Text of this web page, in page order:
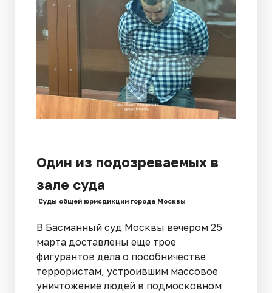
Один из подозреваемых в
зале суда
Суды общей юрисдикции города Москвы
В Басманный суд Москвы вечером 25
марта доставлены еще трое
фигурантов дела о пособничестве
террористам, устроившим массовое
уничтожение людей в подмосковном